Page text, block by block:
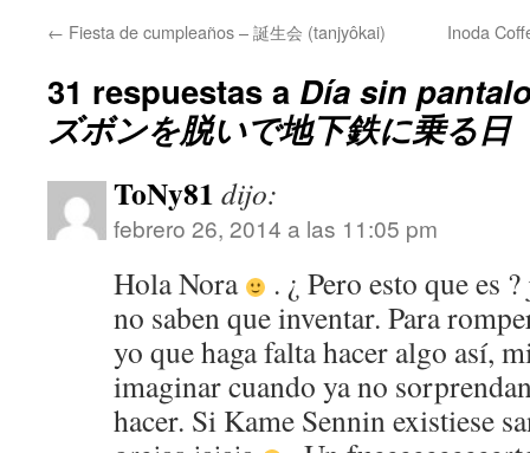
← Fiesta de cumpleaños – 誕生会 (tanjyôkai) Inoda
31 respuestas a Día sin
ズボンを脱いで地下鉄に乗る日
ToNy81 dijo:
febrero 26, 2014 a las 11:05 pm
Hola Nora
. ¿ Pero esto que es
no saben que inventar. Para
yo que haga falta hacer algo así,
imaginar cuando ya no
hacer. Si Kame Sennin existiese